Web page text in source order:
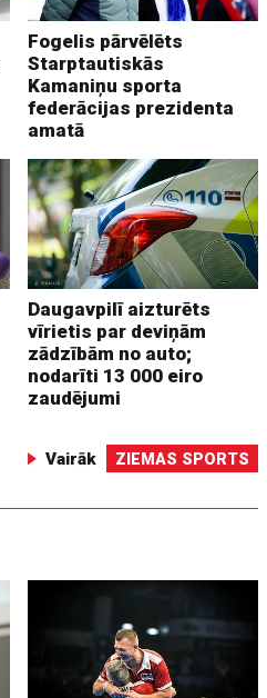
Fogelis pārvēlēts
Starptautiskās
Kamaniņu sporta
federācijas prezidenta
amatā
Daugavpilī aizturēts
vīrietis par deviņām
zādzībām no auto;
nodarīti 13 000 eiro
zaudējumi
Vairāk ZIEMAS SPORTS